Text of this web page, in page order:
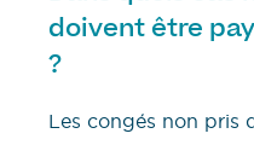
doivent être
?
Les congés non pris